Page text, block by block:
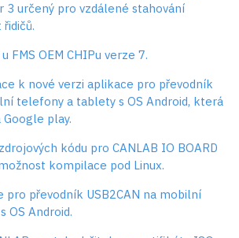
3 určený pro vzdálené stahování
FMS OEM CHIPu verze 7.
k nové verzi aplikace pro převodník
telefony a tablety s OS Android, která
Google play.
kódu pro CANLAB IO BOARD
kompilace pod Linux.
pro převodník USB2CAN na mobilní
OS Android.